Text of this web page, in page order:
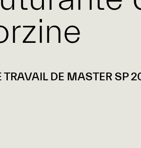
TRAVAIL DE MASTER SP